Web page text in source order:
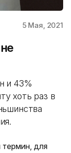
5 Мая, 2021
и 43%
хоть раз в
для